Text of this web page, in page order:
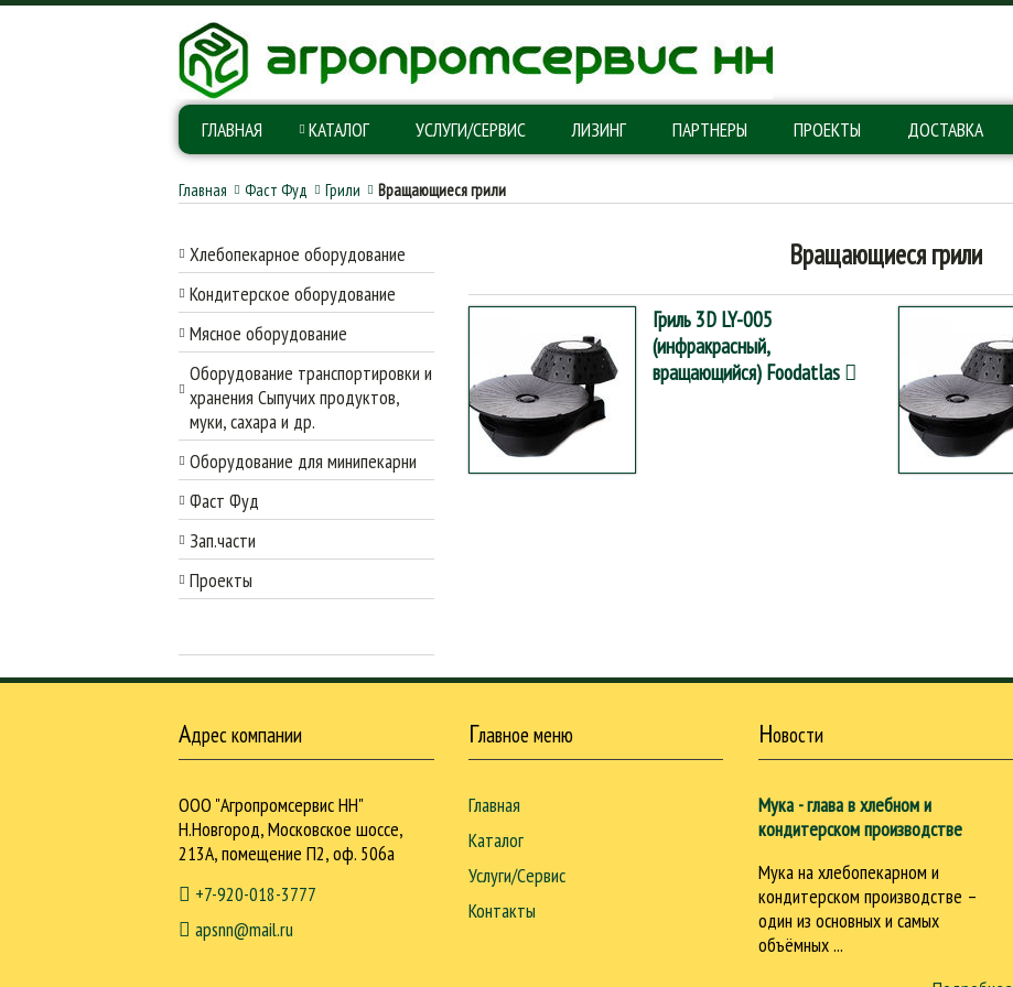
ГЛАВНАЯ КАТАЛОГ УСЛУГИ/СЕРВИС ЛИЗИНГ ПАРТНЕРЫ ПРОЕКТЫ ДОСТАВКА
Главная Фаст Фуд Грили Вращающиеся грили
Хлебопекарное оборудование
Кондитерское оборудование
Мясное оборудование
Оборудование транспортировки и
хранения Сыпучих продуктов,
муки, сахара и др.
Оборудование для минипекарни
Фаст Фуд
Зап.части
Проекты
Вращающиеся грили
Гриль 3D LY-005
(инфракрасный,
вращающийся) Foodatlas
Адрес компании
ООО "Агропромсервис НН"
Н.Новгород, Московское шоссе,
213А, помещение П2, оф. 506а
+7-920-018-3777
apsnn@mail.ru
Главное меню
Главная
Каталог
Услуги/Сервис
Контакты
Новости
Мука - глава в хлебном и
кондитерском производстве
Мука на хлебопекарном и
кондитерском производстве –
один из основных и самых
объёмных ...